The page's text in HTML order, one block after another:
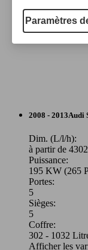
Berline
Essence
Model Version
2008 - 2013Audi
Dim. (L/l/h):
à partir de
Puissance:
195 KW (265
Portes:
5
Sièges:
5
Coffre:
302 - 1032
Afficher les
Paramètres